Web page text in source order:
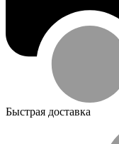
Быстрая доставка